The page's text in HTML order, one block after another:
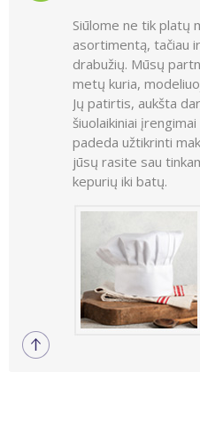
Siūlome ne tik platų
asortimentą, tačiau
drabužių. Mūsų
metų kuria,
Jų patirtis, aukšta
šiuolaikiniai
padeda užtikrinti
jūsų rasite sau
kepurių iki batų.